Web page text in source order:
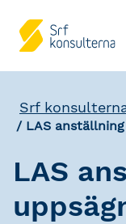
Srf
LAS
LAS